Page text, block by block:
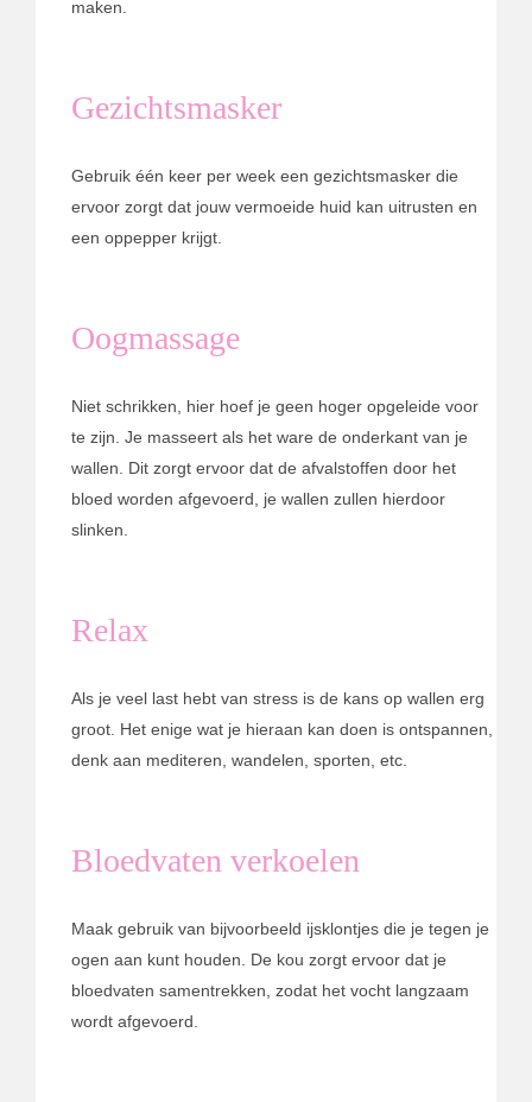
maken.
Gezichtsmasker
Gebruik één keer per week een gezichtsmasker die
ervoor zorgt dat jouw vermoeide huid kan uitrusten en
een oppepper krijgt.
Oogmassage
Niet schrikken, hier hoef je geen hoger opgeleide voor
te zijn. Je masseert als het ware de onderkant van je
wallen. Dit zorgt ervoor dat de afvalstoffen door het
bloed worden afgevoerd, je wallen zullen hierdoor
slinken.
Relax
Als je veel last hebt van stress is de kans op wallen erg
groot. Het enige wat je hieraan kan doen is ontspannen,
denk aan mediteren, wandelen, sporten, etc.
Bloedvaten verkoelen
Maak gebruik van bijvoorbeeld ijsklontjes die je tegen je
ogen aan kunt houden. De kou zorgt ervoor dat je
bloedvaten samentrekken, zodat het vocht langzaam
wordt afgevoerd.